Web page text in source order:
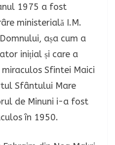
1975 a fost
ministerială I.M.
așa cum a
inițial și care a
Sfintei Maici
Sfântului Mare
de Minuni i-a fost
în 1950.